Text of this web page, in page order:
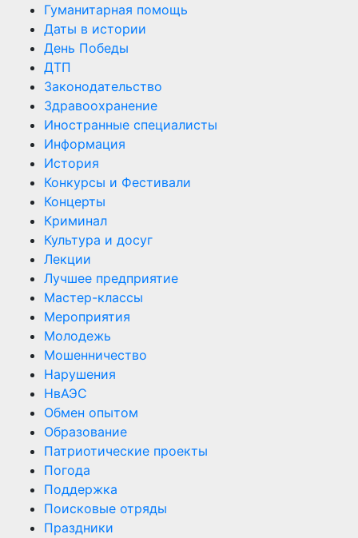
Гуманитарная помощь
Даты в истории
День Победы
ДТП
Законодательство
Здравоохранение
Иностранные специалисты
Информация
История
Конкурсы и Фестивали
Концерты
Криминал
Культура и досуг
Лекции
Лучшее предприятие
Мастер-классы
Мероприятия
Молодежь
Мошенничество
Нарушения
НвАЭС
Обмен опытом
Образование
Патриотические проекты
Погода
Поддержка
Поисковые отряды
Праздники